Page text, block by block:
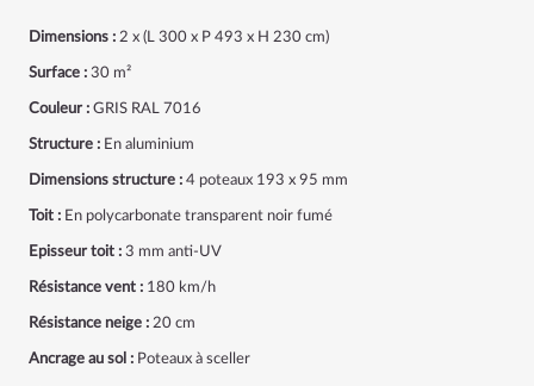
Dimensions : 2 x (L 300 x P 493 x H 230 cm)
Surface : 30 m²
Couleur : GRIS RAL 7016
Structure : En aluminium
Dimensions structure : 4 poteaux 193 x 95 mm
Toit : En polycarbonate transparent noir fumé
Episseur toit : 3 mm anti-UV
Résistance vent : 180 km/h
Résistance neige : 20 cm
Ancrage au sol : Poteaux à sceller